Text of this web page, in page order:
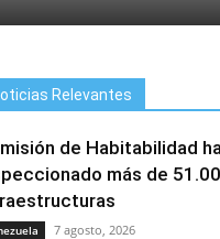
Relevantes
de Habitabilidad
más de
7 agosto, 2026